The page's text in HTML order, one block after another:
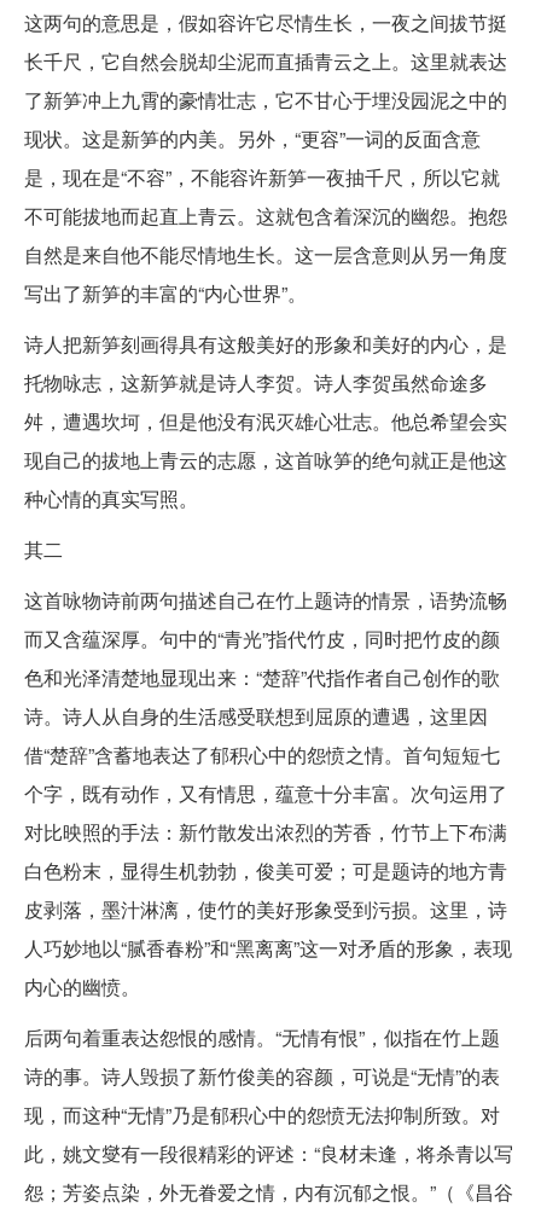
这两句的意思是，假如容许它尽情生长，一夜之间拔节挺
长千尺，它自然会脱却尘泥而直插青云之上。这里就表达
了新笋冲上九霄的豪情壮志，它不甘心于埋没园泥之中的
现状。这是新笋的内美。另外，“更容”一词的反面含意
是，现在是“不容”，不能容许新笋一夜抽千尺，所以它就
不可能拔地而起直上青云。这就包含着深沉的幽怨。抱怨
自然是来自他不能尽情地生长。这一层含意则从另一角度
写出了新笋的丰富的“内心世界”。
诗人把新笋刻画得具有这般美好的形象和美好的内心，是
托物咏志，这新笋就是诗人李贺。诗人李贺虽然命途多
舛，遭遇坎坷，但是他没有泯灭雄心壮志。他总希望会实
现自己的拔地上青云的志愿，这首咏笋的绝句就正是他这
种心情的真实写照。
其二
这首咏物诗前两句描述自己在竹上题诗的情景，语势流畅
而又含蕴深厚。句中的“青光”指代竹皮，同时把竹皮的颜
色和光泽清楚地显现出来：“楚辞”代指作者自己创作的歌
诗。诗人从自身的生活感受联想到屈原的遭遇，这里因
借“楚辞”含蓄地表达了郁积心中的怨愤之情。首句短短七
个字，既有动作，又有情思，蕴意十分丰富。次句运用了
对比映照的手法：新竹散发出浓烈的芳香，竹节上下布满
白色粉末，显得生机勃勃，俊美可爱；可是题诗的地方青
皮剥落，墨汁淋漓，使竹的美好形象受到污损。这里，诗
人巧妙地以“腻香春粉”和“黑离离”这一对矛盾的形象，表现
内心的幽愤。
后两句着重表达怨恨的感情。“无情有恨”，似指在竹上题
诗的事。诗人毁损了新竹俊美的容颜，可说是“无情”的表
现，而这种“无情”乃是郁积心中的怨愤无法抑制所致。对
此，姚文燮有一段很精彩的评述：“良材未逢，将杀青以写
怨；芳姿点染，外无眷爱之情，内有沉郁之恨。”（《昌谷